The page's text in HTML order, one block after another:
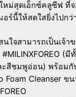
หม่สุดเอ็กซ์คลูซีฟ ที่
ร์นี้ให้สดใสยิ่งไปกว่
ใจสามารถเป็นเจ้า
(
ะสีชมพูอ่อน) พร้อม
Foam Cleanser ข